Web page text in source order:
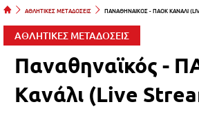
ΑΘΛΗΤΙΚΕΣ ΜΕΤΑΔΟΣΕΙΣ ΠΑΝΑΘΗΝΑΙΚΟΣ - ΠΑΟΚ ΚΑΝΑΛΙ
ΑΘΛΗΤΙΚΕΣ ΜΕΤΑΔΟΣΕΙΣ
Παναθηναϊκός -
Κανάλι (Live